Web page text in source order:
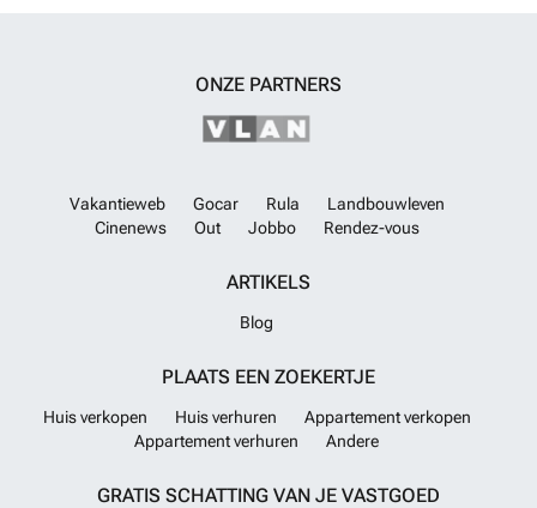
ONZE PARTNERS
Vakantieweb Gocar Rula
Landbouwleven
Cinenews
Out Jobbo Rendez-vous
ARTIKELS
Blog
PLAATS EEN ZOEKERTJE
Huis verkopen Huis verhuren
Appartement verkopen
Appartement verhuren
Andere
GRATIS SCHATTING VAN JE VASTGOED